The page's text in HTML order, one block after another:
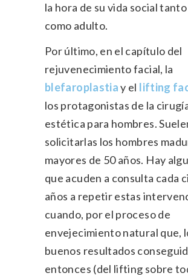
la hora de su vida social
como adulto.
Por último, en el capítulo del
rejuvenecimiento facial, la
blefaroplastiay el lifting
los protagonistas de la
estética para hombres.
solicitarlas los hombres
mayores de 50 años. Hay
que acuden a consulta cada
años a repetir estas
cuando, por el proceso de
envejecimiento natural que,
buenos resultados
entonces (del lifting sobre